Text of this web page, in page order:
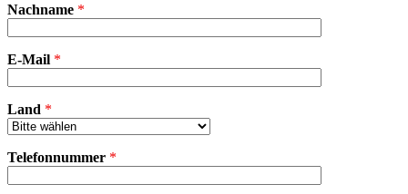
lasse
leer.
Nachname *
E-Mail *
Land *
Telefonnummer *